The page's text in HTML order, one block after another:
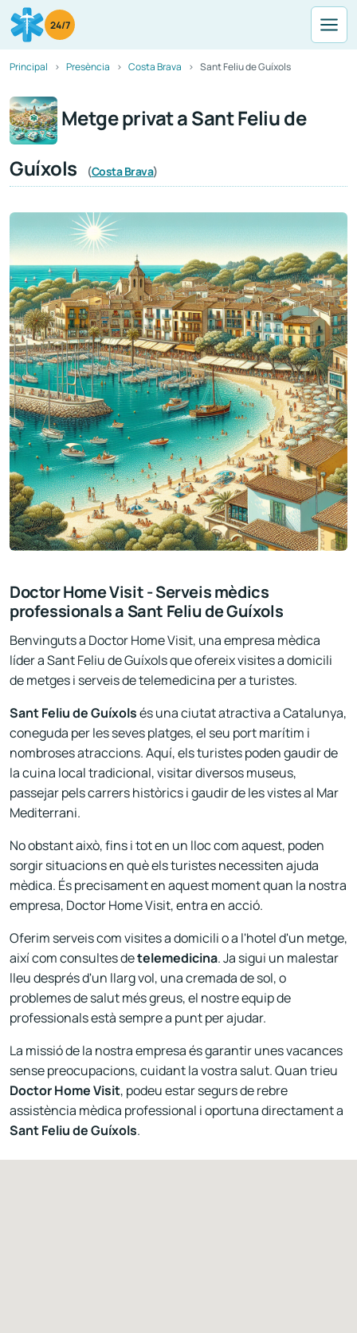
24/7
Principal Presència Costa Brava Sant Feliu de Guíxols
Metge privat a Sant Feliu de
Guíxols
(Costa Brava)
Doctor Home Visit - Serveis mèdics
professionals a Sant Feliu de Guíxols
Benvinguts a Doctor Home Visit, una empresa mèdica
líder a Sant Feliu de Guíxols que ofereix visites a domicili
de metges i serveis de telemedicina per a turistes.
Sant Feliu de Guíxolsés una ciutat atractiva a Catalunya,
coneguda per les seves platges, el seu port marítim i
nombroses atraccions. Aquí, els turistes poden gaudir de
la cuina local tradicional, visitar diversos museus,
passejar pels carrers històrics i gaudir de les vistes al Mar
Mediterrani.
No obstant això, fins i tot en un lloc com aquest, poden
sorgir situacions en què els turistes necessiten ajuda
mèdica. És precisament en aquest moment quan la nostra
empresa, Doctor Home Visit, entra en acció.
Oferim serveis com visites a domicili o a l'hotel d'un metge,
així com consultes detelemedicina. Ja sigui un malestar
lleu després d'un llarg vol, una cremada de sol, o
problemes de salut més greus, el nostre equip de
professionals està sempre a punt per ajudar.
La missió de la nostra empresa és garantir unes vacances
sense preocupacions, cuidant la vostra salut. Quan trieu
Doctor Home Visit, podeu estar segurs de rebre
assistència mèdica professional i oportuna directament a
Sant Feliu de Guíxols.